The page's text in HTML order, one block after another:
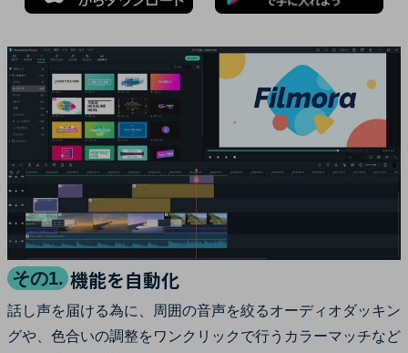
その1. 機能を自動化
話し声を届ける為に、周囲の音声を絞るオーディオダッキン
グや、色合いの調整をワンクリックで行うカラーマッチなど